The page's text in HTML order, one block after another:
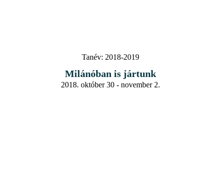
Tanév: 2018-2019
Milánóban is jártunk
2018. október 30 - november 2.